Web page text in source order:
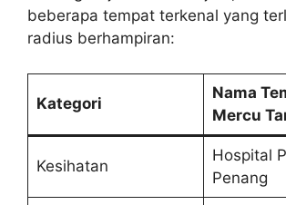
beberapa tempat terkenal yang
radius berhampiran:
Kategori
Nama
Mercu
Kesihatan
Hospital
Penang